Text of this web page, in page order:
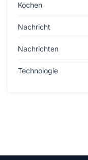
Kochen
Nachricht
Nachrichten
Technologie